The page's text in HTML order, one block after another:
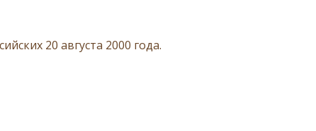
20 августа 2000 года.